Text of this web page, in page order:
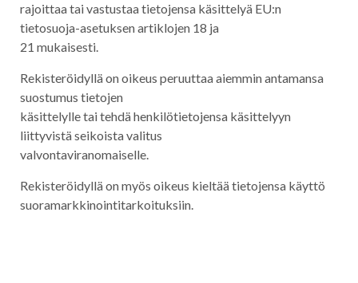
rajoittaa tai vastustaa tietojensa käsittelyä EU:n
tietosuoja-asetuksen artiklojen 18 ja
21 mukaisesti.
Rekisteröidyllä on oikeus peruuttaa aiemmin antamansa
suostumus tietojen
käsittelylle tai tehdä henkilötietojensa käsittelyyn
liittyvistä seikoista valitus
valvontaviranomaiselle.
Rekisteröidyllä on myös oikeus kieltää tietojensa käyttö
suoramarkkinointitarkoituksiin.